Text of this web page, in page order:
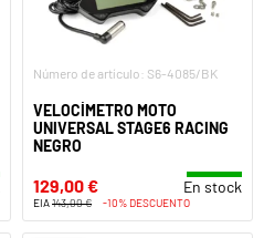
Número de artículo: S6-4085/BK
VELOCÍMETRO MOTO
UNIVERSAL STAGE6 RACING
NEGRO
129,00 € En stock
EIA143,00 € -10% DESCUENTO